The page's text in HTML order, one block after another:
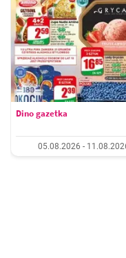
Dino gazetka
05.08.2026 -